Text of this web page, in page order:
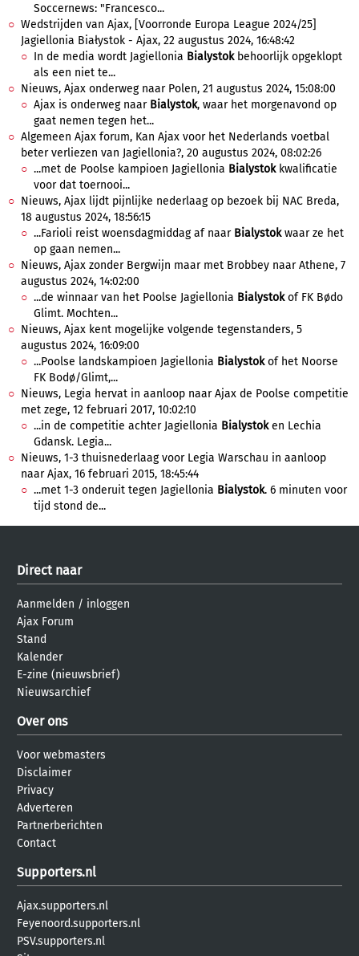
Soccernews: "Francesco...
Wedstrijden van Ajax, [Voorronde Europa League 2024/25]
Jagiellonia Białystok - Ajax, 22 augustus 2024, 16:48:42
In de media wordt Jagiellonia Bialystokbehoorlijk opgeklopt
als een niet te...
Nieuws, Ajax onderweg naar Polen, 21 augustus 2024, 15:08:00
Ajax is onderweg naar Bialystok, waar het morgenavond op
gaat nemen tegen het...
Algemeen Ajax forum, Kan Ajax voor het Nederlands voetbal
beter verliezen van Jagiellonia?, 20 augustus 2024, 08:02:26
...met de Poolse kampioen Jagiellonia Bialystokkwalificatie
voor dat toernooi...
Nieuws, Ajax lijdt pijnlijke nederlaag op bezoek bij NAC Breda,
18 augustus 2024, 18:56:15
...Farioli reist woensdagmiddag af naar Bialystokwaar ze het
op gaan nemen...
Nieuws, Ajax zonder Bergwijn maar met Brobbey naar Athene, 7
augustus 2024, 14:02:00
...de winnaar van het Poolse Jagiellonia Bialystokof FK Bødo
Glimt. Mochten...
Nieuws, Ajax kent mogelijke volgende tegenstanders, 5
augustus 2024, 16:09:00
...Poolse landskampioen Jagiellonia Bialystokof het Noorse
FK Bodø/Glimt,...
Nieuws, Legia hervat in aanloop naar Ajax de Poolse competitie
met zege, 12 februari 2017, 10:02:10
...in de competitie achter Jagiellonia Bialystoken Lechia
Gdansk. Legia...
Nieuws, 1-3 thuisnederlaag voor Legia Warschau in aanloop
naar Ajax, 16 februari 2015, 18:45:44
...met 1-3 onderuit tegen Jagiellonia Bialystok. 6 minuten voor
tijd stond de...
Direct naar
Aanmelden / inloggen
Ajax Forum
Stand
Kalender
E-zine (nieuwsbrief)
Nieuwsarchief
Over ons
Voor webmasters
Disclaimer
Privacy
Adverteren
Partnerberichten
Contact
Supporters.nl
Ajax.supporters.nl
Feyenoord.supporters.nl
PSV.supporters.nl